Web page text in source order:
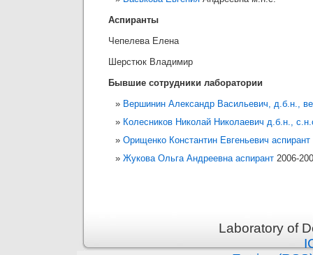
Аспиранты
Чепелева Елена
Шерстюк Владимир
Бывшие сотрудники лаборатории
Вершинин Александр Васильевич, д.б.н.,
Колесников Николай Николаевич д.б.н.,
Орищенко Константин Евгеньевич аспирант
Жукова Ольга Андреевна аспирант 2006-
Laboratory of